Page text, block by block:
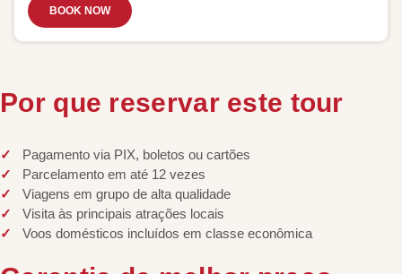
BOOK NOW
Por que reservar este tour
Pagamento via PIX, boletos ou cartões
Parcelamento em até 12 vezes
Viagens em grupo de alta qualidade
Visita às principais atrações locais
Voos domésticos incluídos em classe econômica